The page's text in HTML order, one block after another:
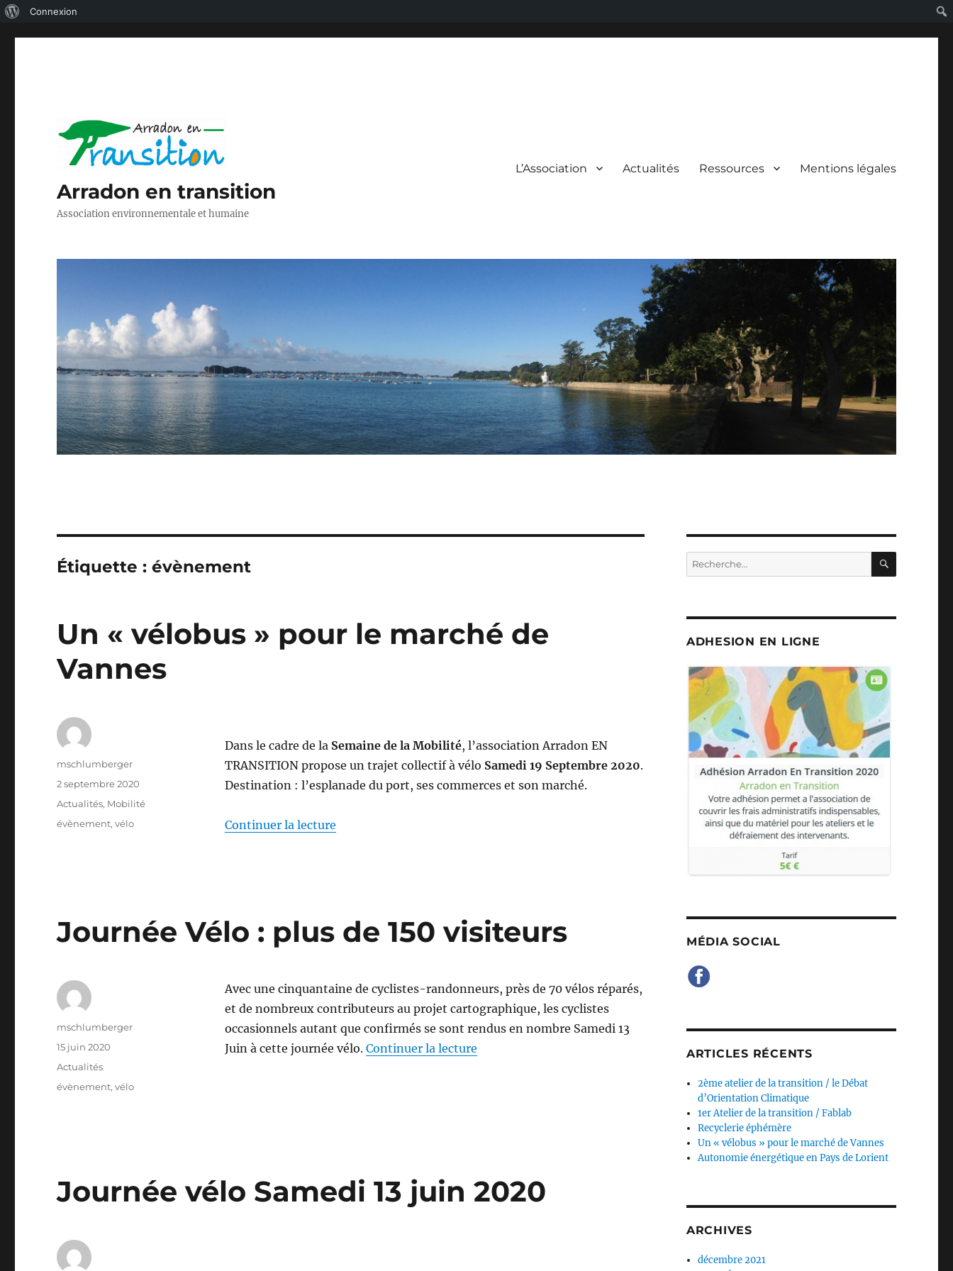
Connexion
Arradon en transition
Association environnementale et humaine
L’Association Actualités Ressources Mentions légales
Étiquette :évènement
Un « vélobus » pour le marché de
Vannes
Dans le cadre de la Semaine de la Mobilité, l’association Arradon EN
TRANSITION propose un trajet collectif à vélo Samedi 19 Septembre 2020.
Destination : l’esplanade du port, ses commerces et son marché.
Continuer la lecturede « Un « vélobus » pour le marché de Vannes »
Auteur
mschlumberger
Publié
2 septembre 2020
Catégories
Actualités, Mobilité
Étiquettes
évènement,vélo
Journée Vélo : plus de 150 visiteurs
Avec une cinquantaine de cyclistes-randonneurs, près de 70 vélos réparés,
et de nombreux contributeurs au projet cartographique, les cyclistes
occasionnels autant que confirmés se sont rendus en nombre Samedi 13
Juin à cette journée vélo. Continuer la lecturede « Journée Vélo : plus de 150 visiteurs »
Auteur
mschlumberger
Publié
15 juin 2020
Catégories
Actualités
Étiquettes
évènement,vélo
Journée vélo Samedi 13 juin 2020
Recherche
pour :
ADHESION EN LIGNE
MÉDIA SOCIAL
ARTICLES RÉCENTS
2ème atelier de la transition / le Débat
d’Orientation Climatique
1er Atelier de la transition / Fablab
Recyclerie éphémère
Un « vélobus » pour le marché de Vannes
Autonomie énergétique en Pays de Lorient
ARCHIVES
décembre 2021